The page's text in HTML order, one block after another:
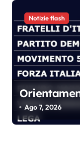
i
Notizie flash
Ago 7, 2026